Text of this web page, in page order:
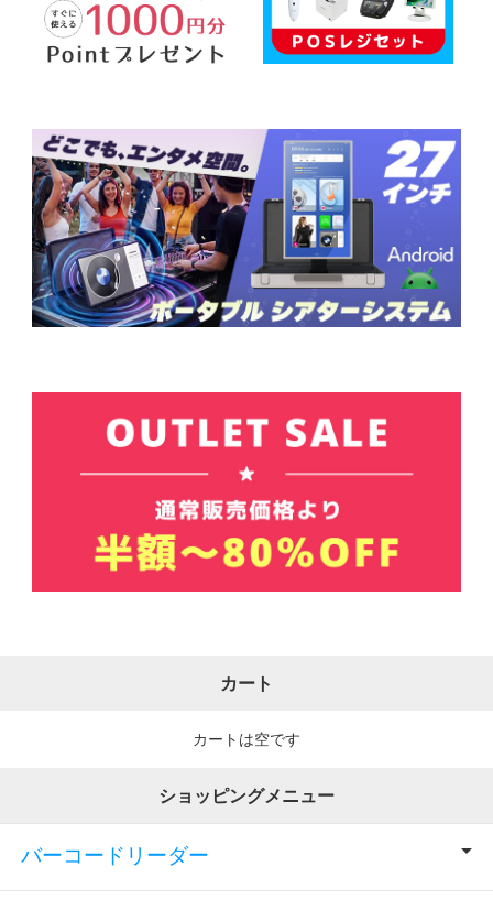
カート
カートは空です
ショッピングメニュー
バーコードリーダー